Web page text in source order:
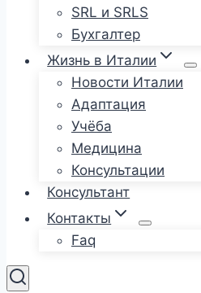
SRL и SRLS
Бухгалтер
Жизнь в Италии
Новости Италии
Адаптация
Учёба
Медицина
Консультации
Консультант
Контакты
Faq